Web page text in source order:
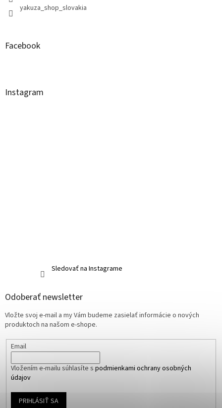
yakuza_shop_slovakia
Facebook
Instagram
Sledovať na Instagrame
Odoberať newsletter
Vložte svoj e-mail a my Vám budeme zasielať informácie o nových
produktoch na našom e-shope.
Email
Vložením e-mailu súhlasíte s podmienkami ochrany osobných
údajov
PRIHLÁSIŤ SA